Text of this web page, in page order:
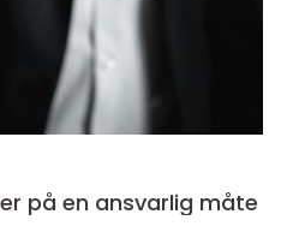
på en ansvarlig måte